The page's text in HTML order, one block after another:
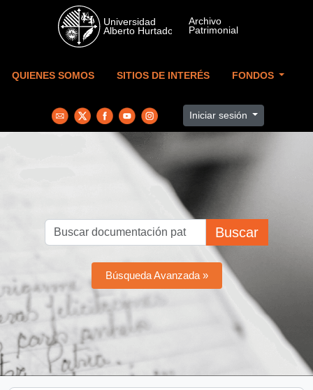
Skip to main content
QUIENES SOMOS SITIOS DE INTERÉS FONDOS
Iniciar sesión
Buscar
Búsqueda Avanzada »